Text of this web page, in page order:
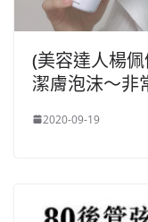
(美容達人楊
潔膚泡沫～非
2020-09-19